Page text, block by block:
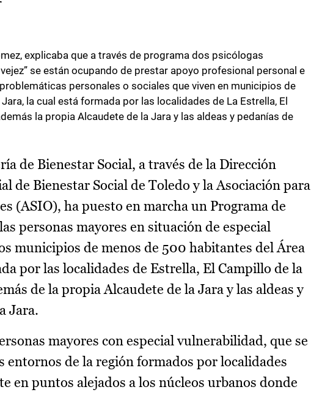
explicaba que a través de programa dos psicólogas
se están ocupando de prestar apoyo profesional personal e
personales o sociales que viven en municipios de
la cual está formada por las localidades de La Estrella, El
la propia Alcaudete de la Jara y las aldeas y pedanías de
de Bienestar Social, a través de la Dirección
de Bienestar Social de Toledo y la Asociación para
(ASIO), ha puesto en marcha un Programa de
personas mayores en situación de especial
municipios de menos de 500 habitantes del Área
por las localidades de Estrella, El Campillo de la
de la propia Alcaudete de la Jara y las aldeas y
Jara.
mayores con especial vulnerabilidad, que se
de la región formados por localidades
en puntos alejados a los núcleos urbanos donde